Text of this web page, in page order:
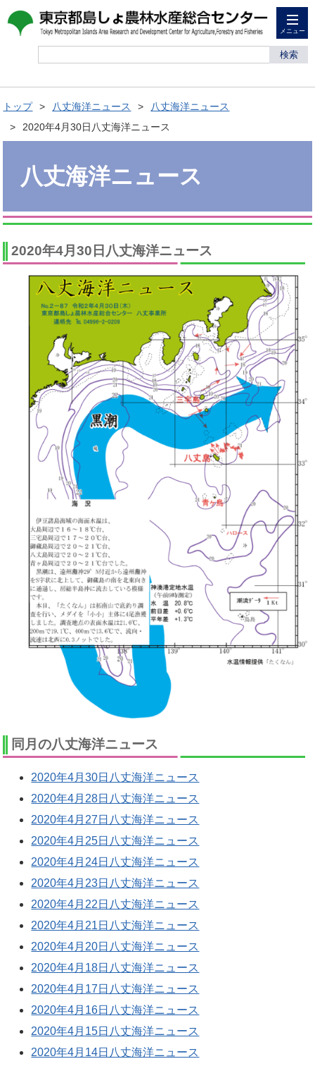
メニュー
検索
トップ 八丈海洋ニュース
八丈海洋ニュース
2020年4月30日八丈海洋ニュース
八丈海洋ニュース
2020年4月30日八丈海洋ニュース
同月の八丈海洋ニュース
2020年4月30日八丈海洋ニュース
2020年4月28日八丈海洋ニュース
2020年4月27日八丈海洋ニュース
2020年4月25日八丈海洋ニュース
2020年4月24日八丈海洋ニュース
2020年4月23日八丈海洋ニュース
2020年4月22日八丈海洋ニュース
2020年4月21日八丈海洋ニュース
2020年4月20日八丈海洋ニュース
2020年4月18日八丈海洋ニュース
2020年4月17日八丈海洋ニュース
2020年4月16日八丈海洋ニュース
2020年4月15日八丈海洋ニュース
2020年4月14日八丈海洋ニュース